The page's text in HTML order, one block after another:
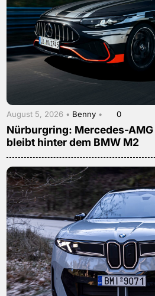
August 5, 2026 • Benny • 0
Nürburgring: Mercedes-
bleibt hinter dem BMW M2